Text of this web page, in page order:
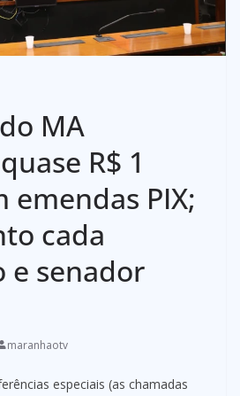
MA
R$ 1
emendas PIX;
cada
e senador
maranhaotv
especiais (as chamadas